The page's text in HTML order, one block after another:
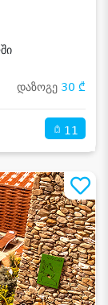
დაზოგე 30 ₾
11